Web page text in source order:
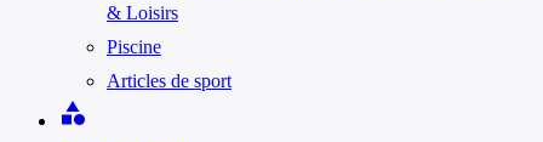
& Loisirs
Piscine
Articles de sport
category